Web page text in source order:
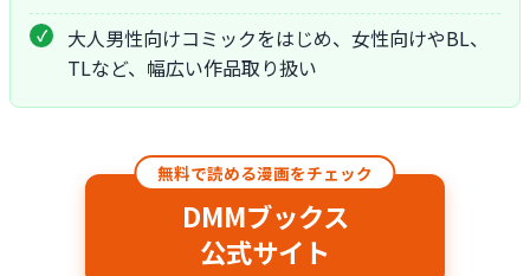
大人男性向けコミックをはじめ、女性向けやBL、
TLなど、幅広い作品取り扱い
無料で読める漫画をチェック
DMMブックス
公式サイト